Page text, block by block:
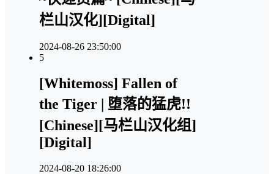
栏山汉化][Digital]
2024-08-26 23:50:00
5
[Whitemoss] Fallen of
the Tiger | 堕落的猛虎!!
[Chinese][马栏山汉化组]
[Digital]
2024-08-20 18:26:00